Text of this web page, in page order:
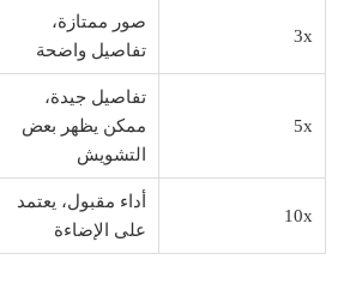
3x
صور ممتازة،
تفاصيل واضحة
5x
تفاصيل جيدة،
ممكن يظهر بعض
التشويش
10x
أداء مقبول، يعتمد
على الإضاءة